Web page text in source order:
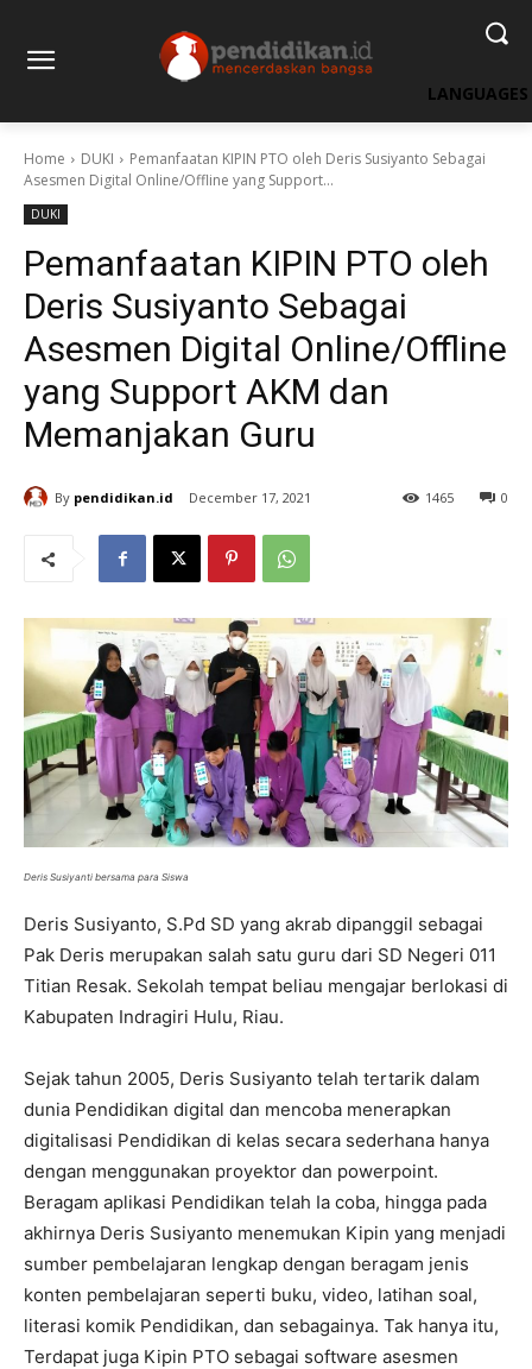
LANGUAGES
Home DUKI
Pemanfaatan KIPIN PTO oleh Deris Susiyanto Sebagai
Asesmen Digital Online/Offline yang Support...
DUKI
Pemanfaatan KIPIN PTO oleh
Deris Susiyanto Sebagai
Asesmen Digital Online/Offline
yang Support AKM dan
Memanjakan Guru
By pendidikan.id December 17, 2021 0
1465
Deris Susiyanti bersama para Siswa
Deris Susiyanto, S.Pd SD yang akrab dipanggil sebagai
Pak Deris merupakan salah satu guru dari SD Negeri 011
Titian Resak. Sekolah tempat beliau mengajar berlokasi di
Kabupaten Indragiri Hulu, Riau.
Sejak tahun 2005, Deris Susiyanto telah tertarik dalam
dunia Pendidikan digital dan mencoba menerapkan
digitalisasi Pendidikan di kelas secara sederhana hanya
dengan menggunakan proyektor dan powerpoint.
Beragam aplikasi Pendidikan telah Ia coba, hingga pada
akhirnya Deris Susiyanto menemukan Kipin yang menjadi
sumber pembelajaran lengkap dengan beragam jenis
konten pembelajaran seperti buku, video, latihan soal,
literasi komik Pendidikan, dan sebagainya. Tak hanya itu,
Terdapat juga Kipin PTO sebagai software asesmen